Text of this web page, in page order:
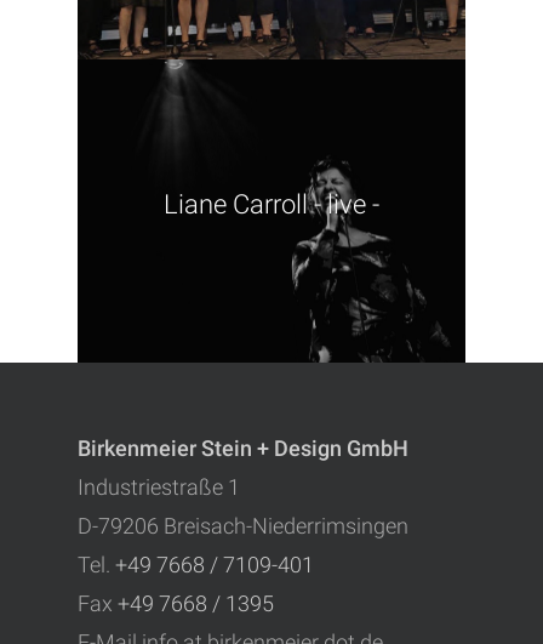
Liane Carroll - live -
Birkenmeier Stein + Design GmbH
Industriestraße 1
D-79206 Breisach-Niederrimsingen
Tel. +49 7668 / 7109-401
Fax +49 7668 / 1395